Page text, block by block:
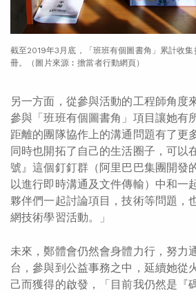
截至2019年3月底，「班班有個圖書角」累計收
冊。（圖片來源︰擔當者行動網頁）
另一方面，從參與活動的工程師角度
參與「班班有個圖書角」項目讓她有
距離的團隊協作上的溝通問題有了更
同時也開拓了自己的生活圈子，可以
號』這個釘釘群（阿里巴巴集團開發
以進行即時溝通及文件傳輸）中和一
夥伴們一起討論項目，技術等問題，
網技術學習活動。」
未來，鄭體會仍然會身體力行，努力
台，參與到公益事務之中，延續她從
己而獲得的啟發，「目前我仍然是『